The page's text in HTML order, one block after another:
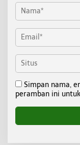
Simpan nama,
peramban ini